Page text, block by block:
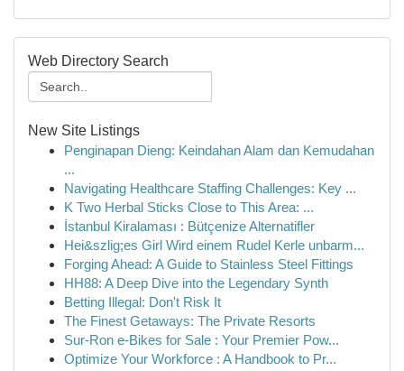
Web Directory Search
New Site Listings
Penginapan Dieng: Keindahan Alam dan Kemudahan
...
Navigating Healthcare Staffing Challenges: Key ...
K Two Herbal Sticks Close to This Area: ...
İstanbul Kiralaması : Bütçenize Alternatifler
Hei&szlig;es Girl Wird einem Rudel Kerle unbarm...
Forging Ahead: A Guide to Stainless Steel Fittings
HH88: A Deep Dive into the Legendary Synth
Betting Illegal: Don't Risk It
The Finest Getaways: The Private Resorts
Sur-Ron e-Bikes for Sale : Your Premier Pow...
Optimize Your Workforce : A Handbook to Pr...